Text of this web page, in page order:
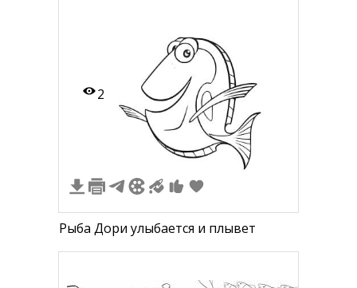
2
Рыба Дори улыбается и плывет